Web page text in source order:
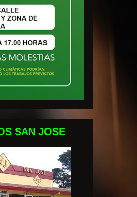
SAN JOSE